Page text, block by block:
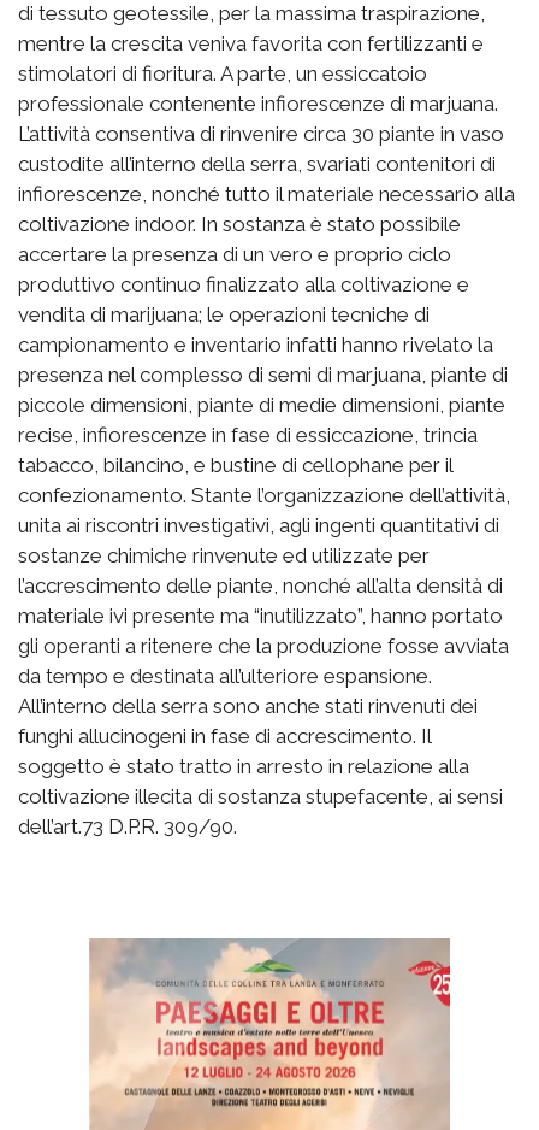
di tessuto geotessile, per la massima traspirazione,
mentre la crescita veniva favorita con fertilizzanti e
stimolatori di fioritura. A parte, un essiccatoio
professionale contenente infiorescenze di marjuana.
L’attività consentiva di rinvenire circa 30 piante in vaso
custodite all’interno della serra, svariati contenitori di
infiorescenze, nonché tutto il materiale necessario alla
coltivazione indoor. In sostanza è stato possibile
accertare la presenza di un vero e proprio ciclo
produttivo continuo finalizzato alla coltivazione e
vendita di marijuana; le operazioni tecniche di
campionamento e inventario infatti hanno rivelato la
presenza nel complesso di semi di marjuana, piante di
piccole dimensioni, piante di medie dimensioni, piante
recise, infiorescenze in fase di essiccazione, trincia
tabacco, bilancino, e bustine di cellophane per il
confezionamento. Stante l’organizzazione dell’attività,
unita ai riscontri investigativi, agli ingenti quantitativi di
sostanze chimiche rinvenute ed utilizzate per
l’accrescimento delle piante, nonché all’alta densità di
materiale ivi presente ma “inutilizzato”, hanno portato
gli operanti a ritenere che la produzione fosse avviata
da tempo e destinata all’ulteriore espansione.
All’interno della serra sono anche stati rinvenuti dei
funghi allucinogeni in fase di accrescimento. Il
soggetto è stato tratto in arresto in relazione alla
coltivazione illecita di sostanza stupefacente, ai sensi
dell’art.73 D.P.R. 309/90.